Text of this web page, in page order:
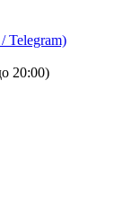
Telegram)
20:00)